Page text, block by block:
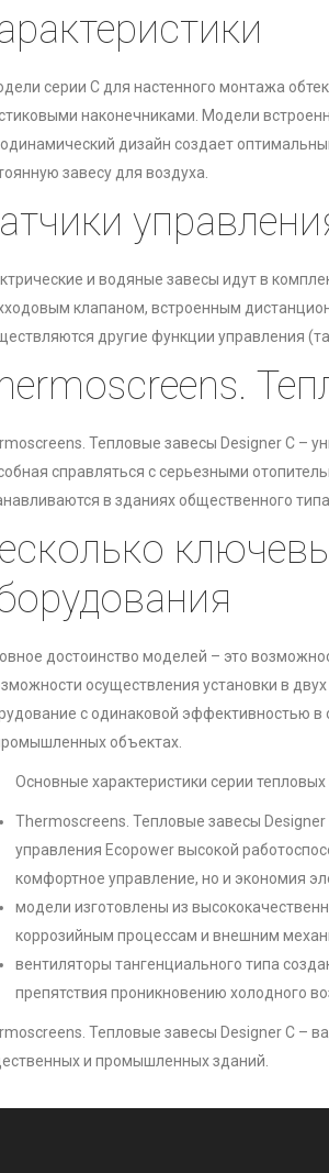
серии С для настенного монтажа
наконечниками. Модели
дизайн создает
завесу для воздуха.
и водяные завесы идут в
клапаном, встроенным
другие функции управления
Тепловые завесы Designer C –
справляться с серьезными
в зданиях общественного
достоинство моделей – это
осуществления установки в
с одинаковой эффективностью
объектах.
Основные характеристики серии тепловых
Thermoscreens. Тепловые завесы
управления Ecopower высокой
комфортное управление, но и экономия
модели изготовлены из
коррозийным процессам и внешним
вентиляторы тангенциального типа
препятствия проникновению холодного
Тепловые завесы Designer C –
и промышленных зданий.